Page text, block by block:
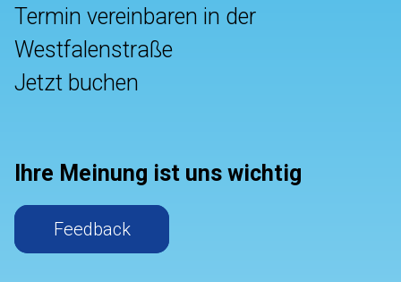
Termin vereinbaren in der
Westfalenstraße
Jetzt buchen
Ihre Meinung ist uns wichtig
Feedback